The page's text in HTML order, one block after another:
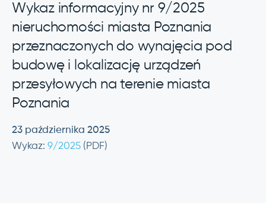
Wykaz informacyjny nr 9/2025
nieruchomości miasta Poznania
przeznaczonych do wynajęcia pod
budowę i lokalizację urządzeń
przesyłowych na terenie miasta
Poznania
23 października 2025
Wykaz: 9/2025 (PDF)